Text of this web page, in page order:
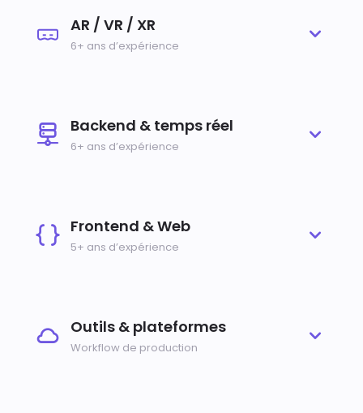
AR / VR / XR
6+ ans d’expérience
Backend & temps réel
6+ ans d’expérience
Frontend & Web
5+ ans d’expérience
Outils & plateformes
Workflow de production